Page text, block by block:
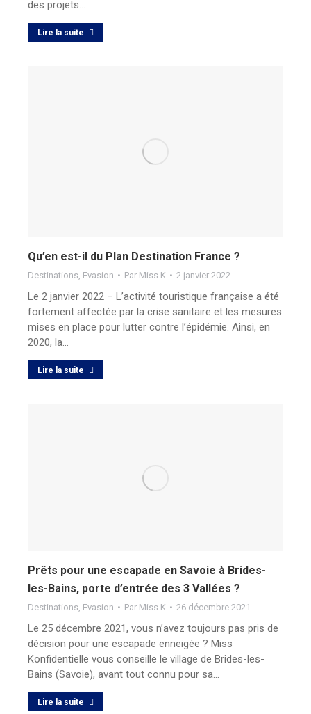
des projets…
Lire la suite
Qu’en est-il du Plan Destination France ?
Destinations, Evasion Par Miss K 2 janvier 2022
Le 2 janvier 2022 – L’activité touristique française a été
fortement affectée par la crise sanitaire et les mesures
mises en place pour lutter contre l’épidémie. Ainsi, en
2020, la…
Lire la suite
Prêts pour une escapade en Savoie à Brides-
les-Bains, porte d’entrée des 3 Vallées ?
Destinations Evasion Par Miss K 26 décembre 2021
Le 25 décembre 2021, vous n’avez toujours pas pris de
décision pour une escapade enneigée ? Miss
Konfidentielle vous conseille le village de Brides-les-
Bains (Savoie), avant tout connu pour sa…
Lire la suite